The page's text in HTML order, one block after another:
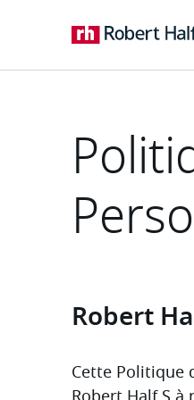
Robert
Cette Politique